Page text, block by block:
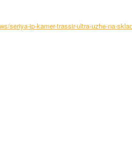
seriya-ip-kamer-trassir-ultra-uzhe-na-